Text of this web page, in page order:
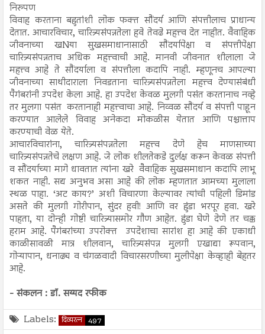
निरुपण
विवाह करताना बहुतांशी लोक फक्त सौंदर्य आणि संपत्तीलाच प्राधान्य
देतात. आचारविचार, चारित्र्यसंपन्नतेला हवे तेवढे महत्त्व देत नाहीत. वैवाहिक
जीवनाच्या खNया सुखसमाधानासाठी सौंदर्यापेक्षा व संपत्तीपेक्षा
चारित्र्यसंपन्नताच अधिक महत्त्वाची आहे. मानवी जीवनात शीलाला जे
महत्त्व आहे ते सौंदर्याला व संपत्तीला कदापि नाही. म्हणूनच आपल्या
जीवनाच्या साथीदाराला निवडताना चारित्र्यसंपन्नतेला महत्त्व देण्यासंबंधी
पैगंबरांनी उपदेश केला आहे. हा उपदेश केवळ मुलगी पसंत करतानाच नव्हे
तर मुलगा पसंत करतानाही महत्त्वाचा आहे. निव्वळ सौंदर्य व संपत्ती पाहून
करण्यात आलेले विवाह अनेकदा मोकळीस येतात आणि पश्चात्ताप
करण्याची वेळ येते.
आचारविचारांना, चारित्र्यसंपन्नतेला महत्त्व देणे हेच माणसाच्या
चारित्र्यसंपन्नतेचे लक्षण आहे. जे लोक शीलतेकडे दुर्लक्ष करून केवळ संपत्ती
व सौंदर्याच्या मागे धावतात त्यांना खरे वैवाहिक सुखसमाधान कदापि लाभू
शकत नाही. सद्य अनुभव असा आहे की लोक म्हणतात आमच्या मुलाला
स्थळ पाहा. ‘अट काय?’ अशी विचारणा केल्यावर त्यांची पहिली डिमांड
असते की मुलगी गोरीपान, सुंदर हवी! आणि वर हुंडा भरपूर हवा. खरे
पाहता, या दोन्ही गोष्टी चारित्र्यासमोर गौण आहेत. हुंडा घेणे देणे तर चक्क
हराम आहे. पैगंबरांच्या उपरोक्त उपदेशाचा सारांश हा आहे की एकाधी
काळीसावळी मात्र शीलवान, चारित्र्यसंपन्न मुलगी एखाद्या रूपवान,
गोऱ्यापान, धनाढ्य व चंगळवादी विचारसरणीच्या मुलीपेक्षा केव्हाही बेहतर
आहे.
- संकलन : डॉ. सय्यद रफीक
Labels: दिव्यरत्न 497